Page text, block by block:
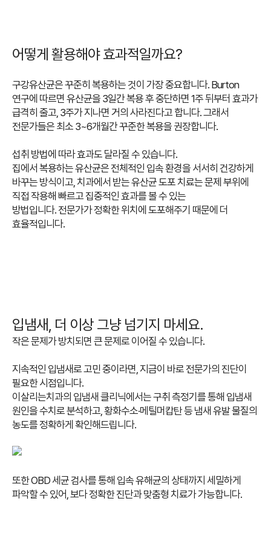
어떻게 활용해야 효과적일까요?
구강유산균은 꾸준히 복용하는 것이 가장 중요합니다. Burton
연구에 따르면 유산균을 3일간 복용 후 중단하면 1주 뒤부터 효과가
급격히 줄고, 3주가 지나면 거의 사라진다고 합니다.그래서
전문가들은 최소 3~6개월간 꾸준한 복용을 권장합니다.
섭취 방법에 따라 효과도 달라질 수 있습니다.
집에서 복용하는 유산균은 전체적인 입속 환경을 서서히 건강하게
바꾸는 방식이고,치과에서 받는 유산균 도포 치료는 문제 부위에
직접 작용해 빠르고 집중적인 효과를 볼 수 있는
방법입니다.전문가가 정확한 위치에 도포해주기 때문에 더
효율적입니다.
입냄새, 더 이상 그냥 넘기지 마세요.
작은 문제가 방치되면 큰 문제로 이어질 수 있습니다.
지속적인 입냄새로 고민 중이라면, 지금이 바로 전문가의 진단이
필요한 시점입니다.
이살리는치과의 입냄새 클리닉에서는 구취 측정기를 통해 입냄새
원인을 수치로 분석하고,황화수소·메틸머캅탄 등 냄새 유발 물질의
농도를 정확하게 확인해드립니다.
또한 OBD 세균 검사를 통해 입속 유해균의 상태까지 세밀하게
파악할 수 있어, 보다 정확한 진단과 맞춤형 치료가 가능합니다.